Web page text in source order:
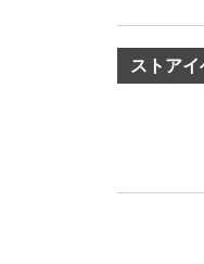
ストア